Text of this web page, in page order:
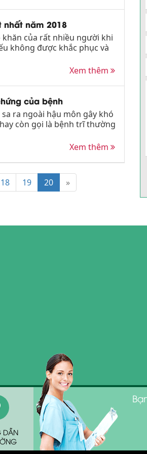
năm 2018
của rất nhiều người khi
không được khắc phục và
Xem thêm
của bệnh
ra ngoài hậu môn gây khó
còn gọi là bệnh trĩ thường
Xem thêm
18 19 20 »
DẪN